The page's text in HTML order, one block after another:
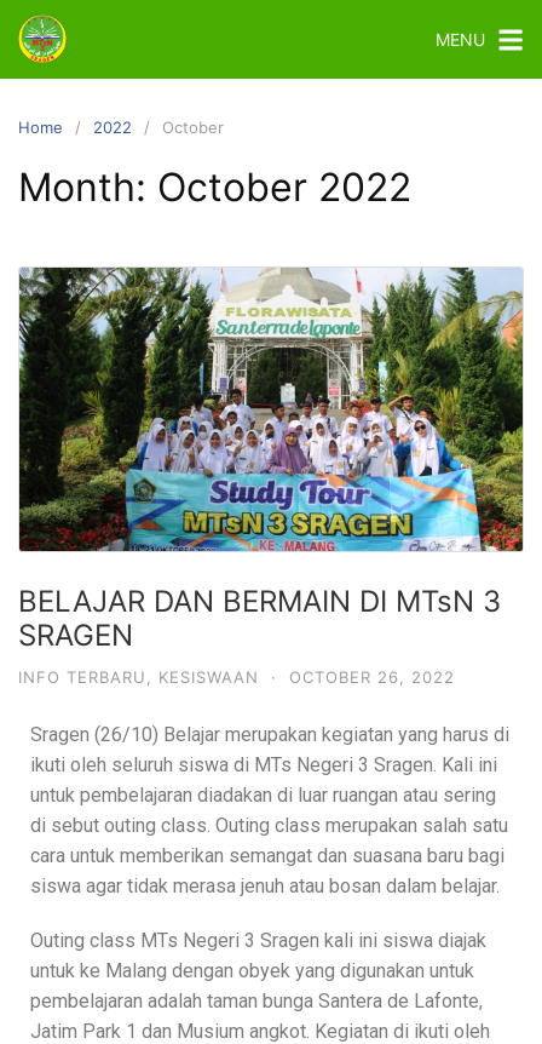
MENU
Home 2022 October
Month: October 2022
BELAJAR DAN BERMAIN DI MTsN 3
SRAGEN
INFO TERBARU KESISWAAN · OCTOBER 26, 2022
Sragen (26/10) Belajar merupakan kegiatan yang harus di
ikuti oleh seluruh siswa di MTs Negeri 3 Sragen. Kali ini
untuk pembelajaran diadakan di luar ruangan atau sering
di sebut outing class. Outing class merupakan salah satu
cara untuk memberikan semangat dan suasana baru bagi
siswa agar tidak merasa jenuh atau bosan dalam belajar.
Outing class MTs Negeri 3 Sragen kali ini siswa diajak
untuk ke Malang dengan obyek yang digunakan untuk
pembelajaran adalah taman bunga Santera de Lafonte,
Jatim Park 1 dan Musium angkot. Kegiatan di ikuti oleh